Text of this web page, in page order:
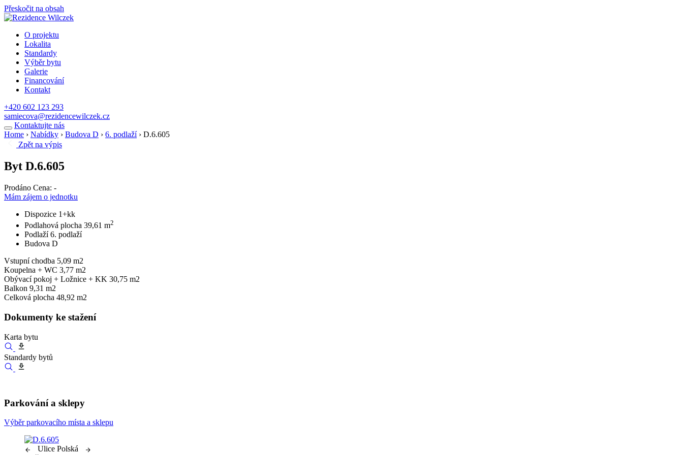
Přeskočit na obsah
O projektu
Lokalita
Standardy
Výběr bytu
Galerie
Financování
Kontakt
+420 602 123 293
samiecova@rezidencewilczek.cz
Kontaktujte nás
Home › Nabídky › Budova D › 6. podlaží › D.6.605
Zpět na výpis
Byt D.6.605
Prodáno Cena: -
Mám zájem o jednotku
Dispozice 1+kk
Podlahová plocha 39,61 m2
Podlaží 6. podlaží
Budova D
Vstupní chodba 5,09 m2
Koupelna + WC 3,77 m2
Obývací pokoj + Ložnice + KK 30,75 m2
Balkon 9,31 m2
Celková plocha 48,92 m2
Dokumenty ke stažení
Karta bytu
Standardy bytů
Parkování a sklepy
Výběr parkovacího místa a sklepu
Ulice Polská